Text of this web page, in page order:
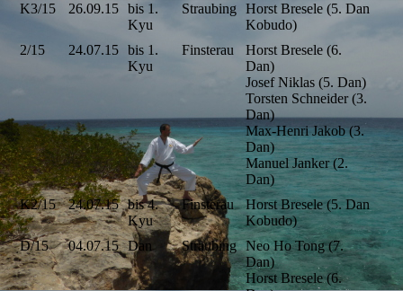
K3/15
26.09.15
bis 1.
Kyu
Straubing
Horst Bresele (5. Dan
Kobudo)
2/15
24.07.15
bis 1.
Kyu
Finsterau
Horst Bresele (6.
Dan)
Josef Niklas (5. Dan)
Torsten Schneider (3.
Dan)
Max-Henri Jakob (3.
Dan)
Manuel Janker (2.
Dan)
K2/15
24.07.15 bis 4.
Kyu
Finsterau
Horst Bresele (5. Dan
Kobudo)
D/15
04.07.15 Dan Straubing Neo Ho Tong (7.
Dan)
Horst Bresele (6.